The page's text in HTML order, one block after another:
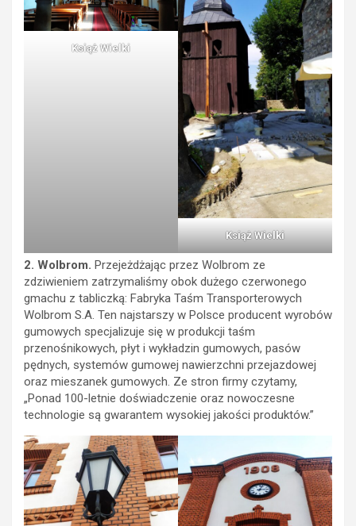
Książ Wielki
Książ Wielki
2. Wolbrom. Przejeżdżając przez Wolbrom ze
zdziwieniem zatrzymaliśmy obok dużego czerwonego
gmachu z tabliczką: Fabryka Taśm Transporterowych
Wolbrom S.A. Ten najstarszy w Polsce producent wyrobów
gumowych specjalizuje się w produkcji taśm
przenośnikowych, płyt i wykładzin gumowych, pasów
pędnych, systemów gumowej nawierzchni przejazdowej
oraz mieszanek gumowych. Ze stron firmy czytamy,
„Ponad 100-letnie doświadczenie oraz nowoczesne
technologie są gwarantem wysokiej jakości produktów.”